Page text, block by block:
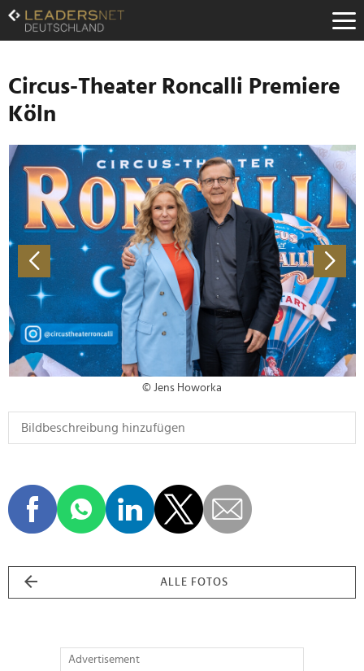
Zum
Inhalt
Zur
Navigation
Zur
Hauptnavigation
Circus-Theater Roncalli Premiere
Köln
© Jens Howorka
ALLE FOTOS
Advertisement